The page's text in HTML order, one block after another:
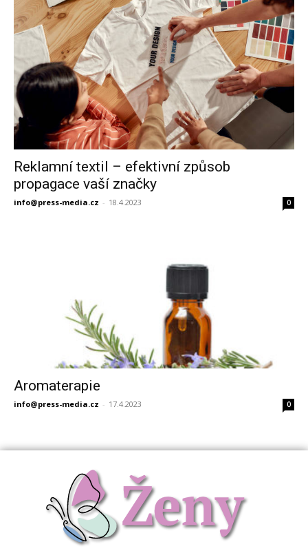
Reklamní textil – efektivní způsob
propagace vaší značky
info@press-media.cz - 18.4.2023 0
Aromaterapie
info@press-media.cz - 17.4.2023 0